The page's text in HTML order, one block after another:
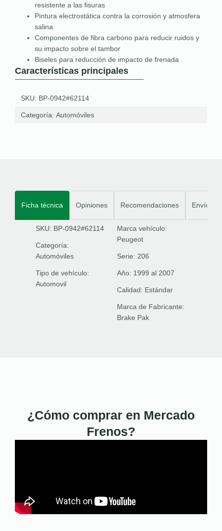
resistente a las fisuras
Pintura electrostática contra la corrosión y atmosfera
salina
Componentes de fibra carbono para reducir ruidos y
su impacto sobre el tambor
Biseles para reducción de impacto de frenada
Características principales
SKU: BP-0942#62114
Categoría: Automóviles
Ficha técnica Opiniones Recomendaciones Envíos
SKU: BP-0942#62114
Categoría:
Automóviles
Tipo de vehículo:
Automovil
Marca vehículo:
Peugeot
Serie: 206
Año: 1999 al 2007
Calidad: Estándar
Marca de Fabricante:
Brake Pak
¿Cómo comprar en Mercado
Frenos?